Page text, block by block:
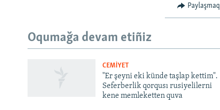
Українською
Paylaşmaq
Oqumağa devam etiñiz
CEMİYET
"Er şeyni eki künde taşlap kettim".
Seferberlik qorqusı rusiyelilerni
kene memleketten quva